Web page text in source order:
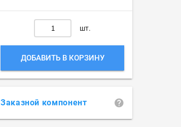
шт.
ДОБАВИТЬ В КОРЗИНУ
Заказной компонент